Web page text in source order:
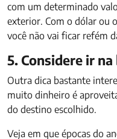
com um determinado
exterior. Com o dólar ou
você não vai ficar refém
5. Considere ir
Outra dica bastante
muito dinheiro é
do destino escolhido.
Veja em que épocas do